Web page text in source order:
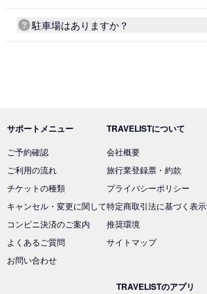
駐車場はありますか？
サポートメニュー
ご予約確認
ご利用の流れ
チケットの種類
キャンセル・変更に関して
コンビニ決済のご案内
よくあるご質問
お問い合わせ
TRAVELISTについて
会社概要
旅行業登録票・約款
プライバシーポリシー
特定商取引法に基づく表示
推奨環境
サイトマップ
TRAVELISTのアプリ